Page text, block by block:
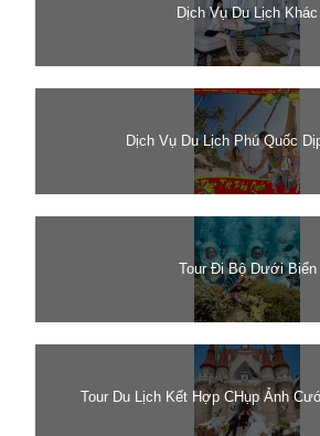
Dịch Vụ Du Lịch Khác
Dịch Vụ Du Lịch Phú Quốc
Tour Đi Bộ Dưới Biển
Tour Du Lịch Kết Hợp CHụp Ảnh